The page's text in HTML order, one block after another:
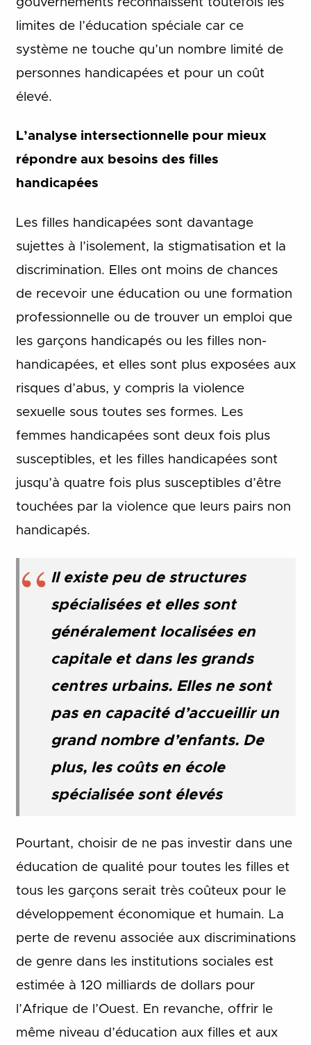
limites de l’éducation spéciale car ce
système ne touche qu’un nombre limité de
personnes handicapées et pour un coût
élevé.
L’analyse intersectionnelle pour mieux
répondre aux besoins des filles
handicapées
Les filles handicapées sont davantage
sujettes à l’isolement, la stigmatisation et la
discrimination. Elles ont moins de chances
de recevoir une éducation ou une formation
professionnelle ou de trouver un emploi que
les garçons handicapés ou les filles non-
handicapées, et elles sont plus exposées aux
risques d’abus, y compris la violence
sexuelle sous toutes ses formes. Les
femmes handicapées sont deux fois plus
susceptibles, et les filles handicapées sont
jusqu’à quatre fois plus susceptibles d’être
touchées par la violence que leurs pairs non
handicapés.
Il existe peu de structures
spécialisées et elles sont
généralement localisées en
capitale et dans les grands
centres urbains. Elles ne sont
pas en capacité d’accueillir un
grand nombre d’enfants. De
plus, les coûts en école
spécialisée sont élevés
Pourtant, choisir de ne pas investir dans une
éducation de qualité pour toutes les filles et
tous les garçons serait très coûteux pour le
développement économique et humain. La
perte de revenu associée aux discriminations
de genre dans les institutions sociales est
estimée à 120 milliards de dollars pour
l’Afrique de l’Ouest. En revanche, offrir le
même niveau d’éducation aux filles et aux